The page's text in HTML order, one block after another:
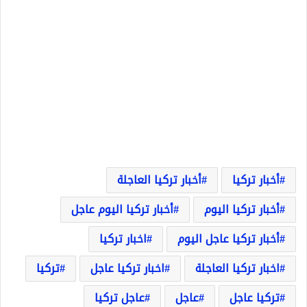
أخبار تركيا
أخبار تركيا العاجلة
أخبار تركيا اليوم
أخبار تركيا اليوم عاجل
أخبار تركيا عاجل اليوم
اخبار تركيا
اخبار تركيا العاجلة
اخبار تركيا عاجل
تركيا
تركيا عاجل
عاجل عاجل تركيا